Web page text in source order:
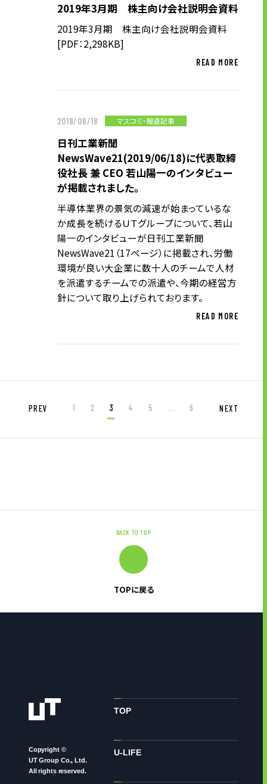
2019年3月期 株主向け会社説明会資料
2019年3月期 株主向け会社説明会資料
[PDF：2,298KB]
READ MORE
2019/06/18 マスコミ・報道記事
日刊工業新聞
NewsWave21(2019/06/18)に代表取締
役社長 兼 CEO 若山陽一のインタビュー
が掲載されました。
半導体業界の景気の減速が始まっているな
か成長を続けるＵＴグループについて、若山
陽一のインタビューが日刊工業新聞
NewsWave21（17ページ）に掲載され、労働
環境が良い大企業に数十人のチームで人材
を派遣するチームでの派遣や、今期の経営方
針について取り上げられております。
READ MORE
PREV 1 2 3 4 5 ... NEXT
6
BACK TO TOP
TOPに戻る
Copyright ©
UT Group Co., Ltd.
All rights reserved.
TOP
U-LIFE